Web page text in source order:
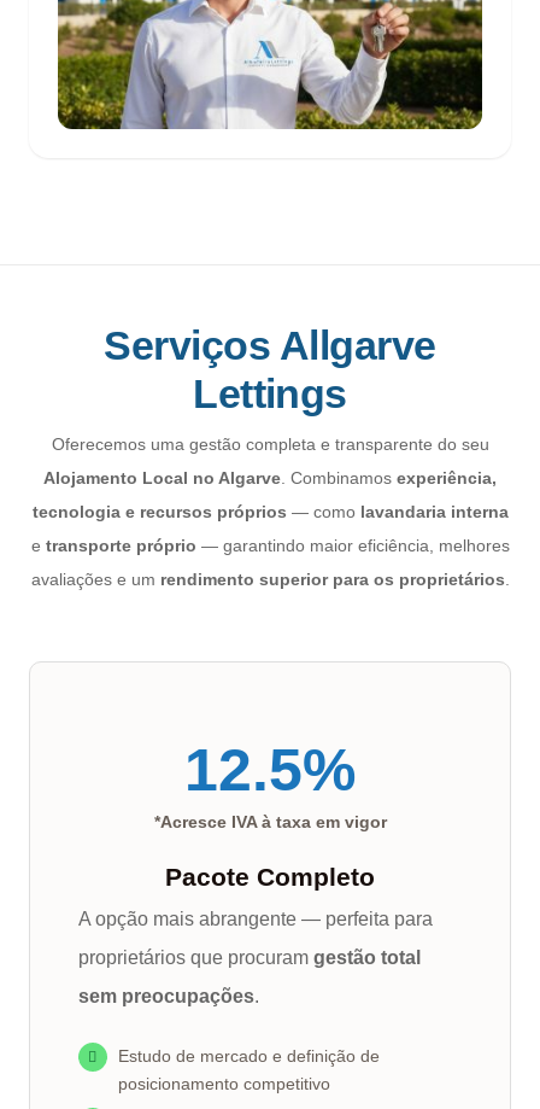
Serviços Allgarve
Lettings
Oferecemos uma gestão completa e transparente do seu
Alojamento Local no Algarve. Combinamos experiência,
tecnologia e recursos próprios — como lavandaria interna
e transporte próprio — garantindo maior eficiência, melhores
avaliações e um rendimento superior para os proprietários.
12.5%
*Acresce IVA à taxa em vigor
Pacote Completo
A opção mais abrangente — perfeita para
proprietários que procuram gestão total
sem preocupações.
Estudo de mercado e definição de
posicionamento competitivo